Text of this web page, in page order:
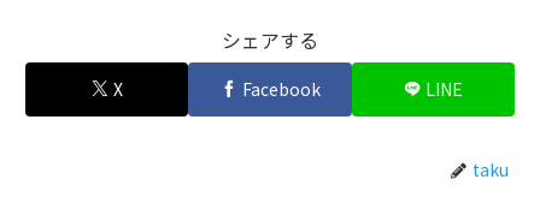
シェアする
X Facebook LINE
taku